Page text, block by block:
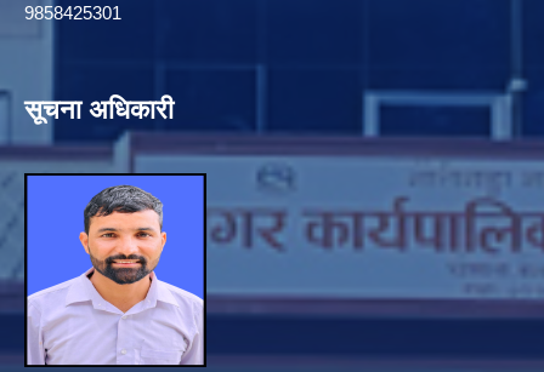
9858425301
सूचना अधिकारी